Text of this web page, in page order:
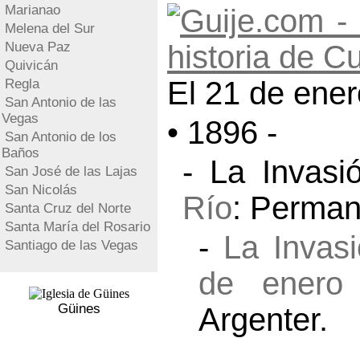
Marianao
Melena del Sur
Nueva Paz
Quivicán
Regla
San Antonio de las
Vegas
San Antonio de los
Baños
San José de las Lajas
San Nicolás
Santa Cruz del Norte
Santa María del Rosario
Santiago de las Vegas
Güines
El 21 de
• 1896 -
- La
Río:
- La
de enero
Argenter.